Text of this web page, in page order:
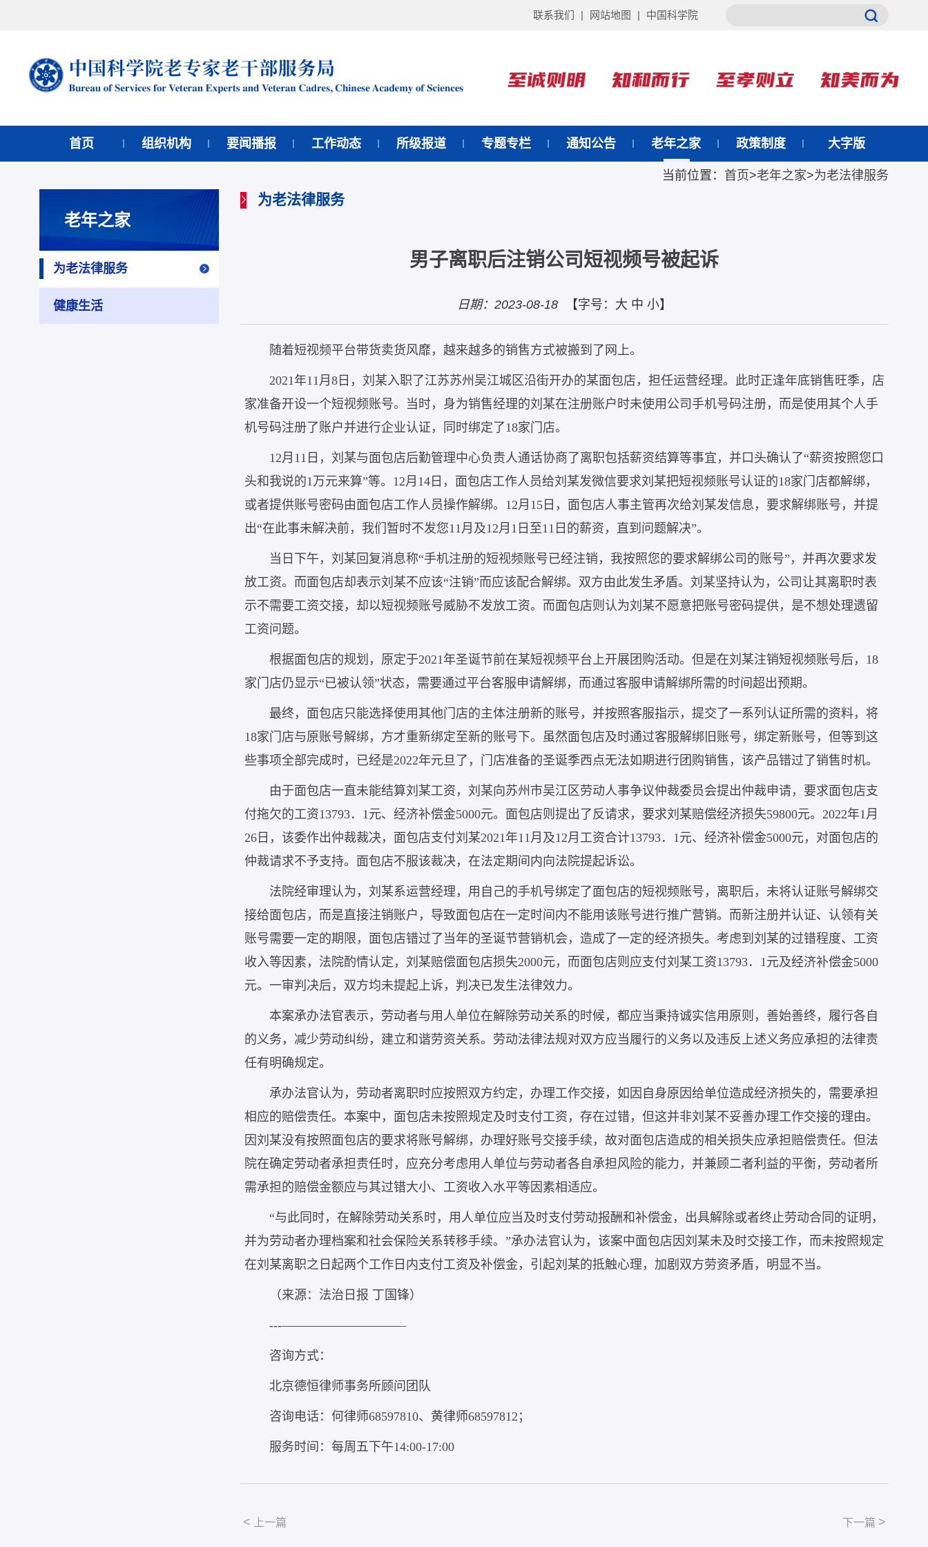
联系我们 | 网站地图 | 中国科学院
首页 组织机构 要闻播报 工作动态 所级报道 专题专栏 通知公告 老年之家 政策制度 大字版
当前位置： 首页>老年之家>为老法律服务
老年之家
为老法律服务
健康生活
为老法律服务
男子离职后注销公司短视频号被起诉
日期：2023-08-18 【字号： 大 中 小】
随着短视频平台带货卖货风靡，越来越多的销售方式被搬到了网上。
2021年11月8日，刘某入职了江苏苏州吴江城区沿街开办的某面包店，担任运营经理。此时正逢年底销售旺季，店
家准备开设一个短视频账号。当时，身为销售经理的刘某在注册账户时未使用公司手机号码注册，而是使用其个人手
机号码注册了账户并进行企业认证，同时绑定了18家门店。
12月11日，刘某与面包店后勤管理中心负责人通话协商了离职包括薪资结算等事宜，并口头确认了“薪资按照您口
头和我说的1万元来算”等。12月14日，面包店工作人员给刘某发微信要求刘某把短视频账号认证的18家门店都解绑，
或者提供账号密码由面包店工作人员操作解绑。12月15日，面包店人事主管再次给刘某发信息，要求解绑账号，并提
出“在此事未解决前，我们暂时不发您11月及12月1日至11日的薪资，直到问题解决”。
当日下午，刘某回复消息称“手机注册的短视频账号已经注销，我按照您的要求解绑公司的账号”，并再次要求发
放工资。而面包店却表示刘某不应该“注销”而应该配合解绑。双方由此发生矛盾。刘某坚持认为，公司让其离职时表
示不需要工资交接，却以短视频账号威胁不发放工资。而面包店则认为刘某不愿意把账号密码提供，是不想处理遗留
工资问题。
根据面包店的规划，原定于2021年圣诞节前在某短视频平台上开展团购活动。但是在刘某注销短视频账号后，18
家门店仍显示“已被认领”状态，需要通过平台客服申请解绑，而通过客服申请解绑所需的时间超出预期。
最终，面包店只能选择使用其他门店的主体注册新的账号，并按照客服指示，提交了一系列认证所需的资料，将
18家门店与原账号解绑，方才重新绑定至新的账号下。虽然面包店及时通过客服解绑旧账号，绑定新账号，但等到这
些事项全部完成时，已经是2022年元旦了，门店准备的圣诞季西点无法如期进行团购销售，该产品错过了销售时机。
由于面包店一直未能结算刘某工资，刘某向苏州市吴江区劳动人事争议仲裁委员会提出仲裁申请，要求面包店支
付拖欠的工资13793．1元、经济补偿金5000元。面包店则提出了反请求，要求刘某赔偿经济损失59800元。2022年1月
26日，该委作出仲裁裁决，面包店支付刘某2021年11月及12月工资合计13793．1元、经济补偿金5000元，对面包店的
仲裁请求不予支持。面包店不服该裁决，在法定期间内向法院提起诉讼。
法院经审理认为，刘某系运营经理，用自己的手机号绑定了面包店的短视频账号，离职后，未将认证账号解绑交
接给面包店，而是直接注销账户，导致面包店在一定时间内不能用该账号进行推广营销。而新注册并认证、认领有关
账号需要一定的期限，面包店错过了当年的圣诞节营销机会，造成了一定的经济损失。考虑到刘某的过错程度、工资
收入等因素，法院酌情认定，刘某赔偿面包店损失2000元，而面包店则应支付刘某工资13793．1元及经济补偿金5000
元。一审判决后，双方均未提起上诉，判决已发生法律效力。
本案承办法官表示，劳动者与用人单位在解除劳动关系的时候，都应当秉持诚实信用原则，善始善终，履行各自
的义务，减少劳动纠纷，建立和谐劳资关系。劳动法律法规对双方应当履行的义务以及违反上述义务应承担的法律责
任有明确规定。
承办法官认为，劳动者离职时应按照双方约定，办理工作交接，如因自身原因给单位造成经济损失的，需要承担
相应的赔偿责任。本案中，面包店未按照规定及时支付工资，存在过错，但这并非刘某不妥善办理工作交接的理由。
因刘某没有按照面包店的要求将账号解绑，办理好账号交接手续，故对面包店造成的相关损失应承担赔偿责任。但法
院在确定劳动者承担责任时，应充分考虑用人单位与劳动者各自承担风险的能力，并兼顾二者利益的平衡，劳动者所
需承担的赔偿金额应与其过错大小、工资收入水平等因素相适应。
“与此同时，在解除劳动关系时，用人单位应当及时支付劳动报酬和补偿金，出具解除或者终止劳动合同的证明，
并为劳动者办理档案和社会保险关系转移手续。”承办法官认为，该案中面包店因刘某未及时交接工作，而未按照规定
在刘某离职之日起两个工作日内支付工资及补偿金，引起刘某的抵触心理，加剧双方劳资矛盾，明显不当。
（来源：法治日报 丁国锋）
---——————————
咨询方式：
北京德恒律师事务所顾问团队
咨询电话：何律师68597810、黄律师68597812；
服务时间：每周五下午14:00-17:00
< 上一篇 下一篇 >